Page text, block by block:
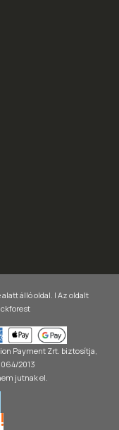
álló oldal. | Az oldalt
Payment Zrt. biztosítja,
2013
jutnak el.